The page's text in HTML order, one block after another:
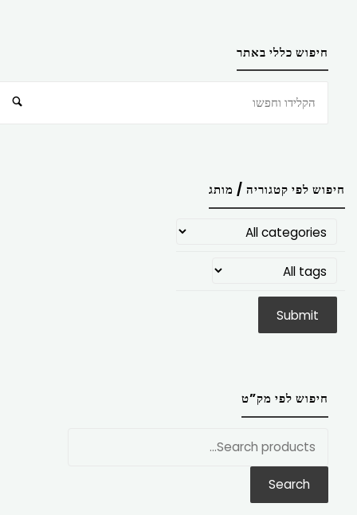
חיפוש כללי באתר
חיפוש לפי קטגוריה / מותג
חיפוש לפי מק”ט
Search